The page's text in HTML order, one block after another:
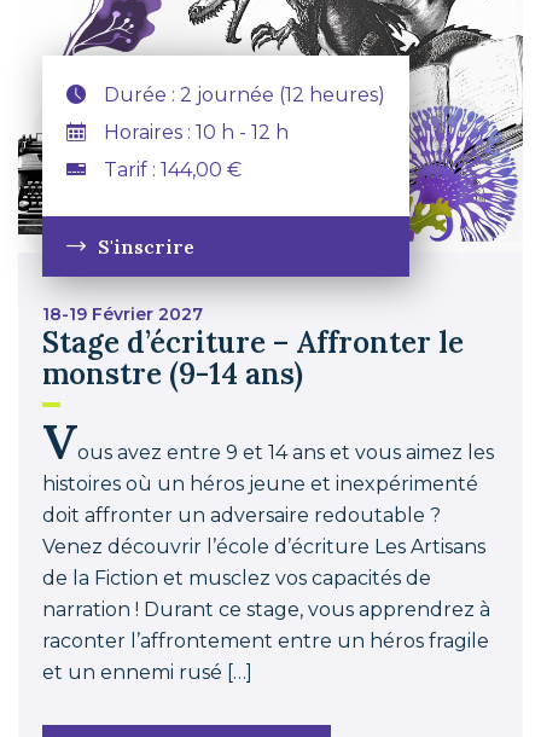
Durée : 2 journée (12 heures)
Horaires : 10 h - 12 h
Tarif : 144,00 €
S'inscrire
18-19 Février 2027
Stage d’écriture – Affronter le
monstre (9-14 ans)
Vous avez entre 9 et 14 ans et vous aimez les
histoires où un héros jeune et inexpérimenté
doit affronter un adversaire redoutable ?
Venez découvrir l’école d’écriture Les Artisans
de la Fiction et musclez vos capacités de
narration ! Durant ce stage, vous apprendrez à
raconter l’affrontement entre un héros fragile
et un ennemi rusé […]